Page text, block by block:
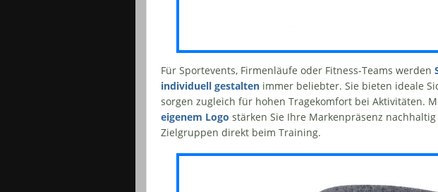
Für Sportevents, Firmenläufe oder Fitness-Teams werden
individuell gestalten immer beliebter. Sie bieten ideale
sorgen zugleich für hohen Tragekomfort bei Aktivitäten.
eigenem Logo stärken Sie Ihre Markenpräsenz
Zielgruppen direkt beim Training.